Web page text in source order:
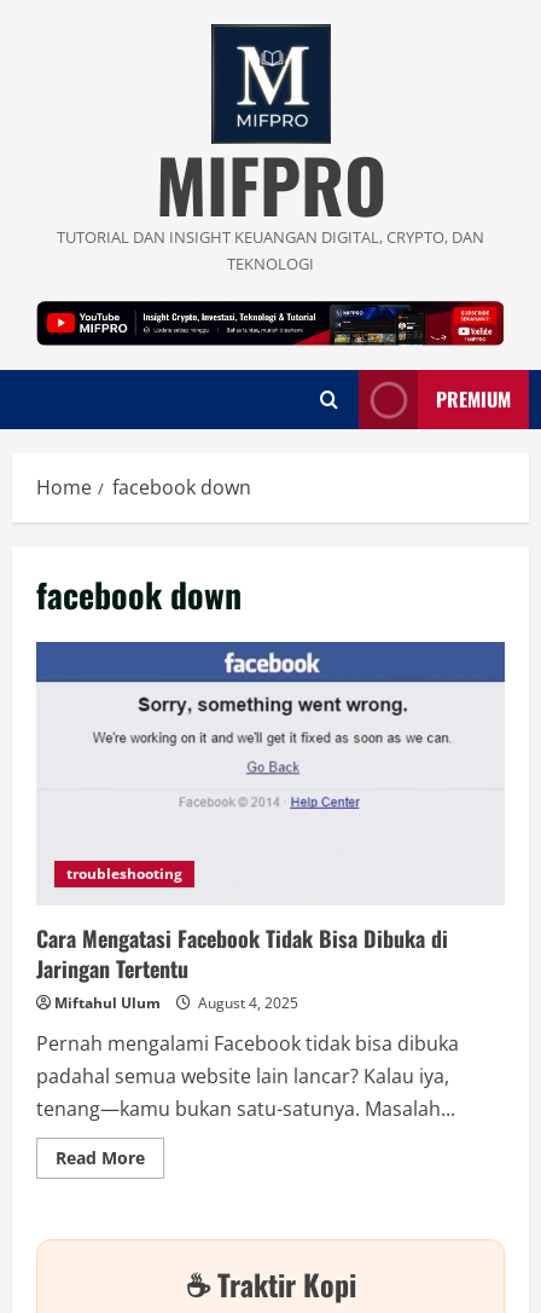
MIFPRO
TUTORIAL DAN INSIGHT KEUANGAN DIGITAL, CRYPTO, DAN
TEKNOLOGI
PREMIUM
Home facebook down
facebook down
troubleshooting
Cara Mengatasi Facebook Tidak Bisa Dibuka di
Jaringan Tertentu
Miftahul Ulum August 4, 2025
Pernah mengalami Facebook tidak bisa dibuka
padahal semua website lain lancar? Kalau iya,
tenang—kamu bukan satu-satunya. Masalah...
Read MoreRead
more
Facebook
Dibuka☕ Traktir Kopi